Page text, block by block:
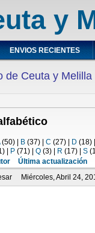
y
ENVIOS RECIENTES
de Ceuta y Melilla
(50) B (37) |C (27) D (18)
P (71) |Q (3) R (17) |S
Última actualización
Miércoles, Abril 24,